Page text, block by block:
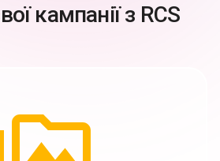
кампанії з RCS